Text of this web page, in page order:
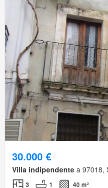
30.000 €
Villa indipendente a 97018,
3 1 40 m²